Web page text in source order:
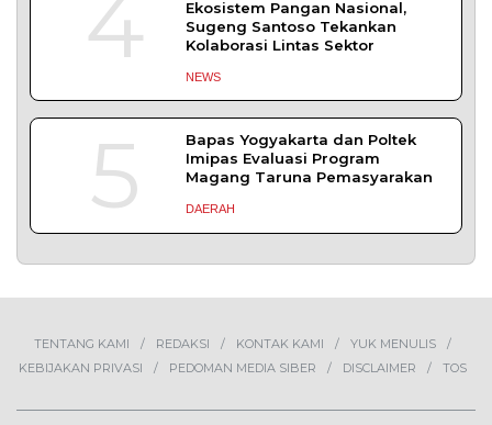
4
Ekosistem Pangan Nasional,
Sugeng Santoso Tekankan
Kolaborasi Lintas Sektor
NEWS
5
Bapas Yogyakarta dan Poltek
Imipas Evaluasi Program
Magang Taruna Pemasyarakan
DAERAH
TENTANG KAMI REDAKSI KONTAK KAMI
YUK MENULIS
KEBIJAKAN PRIVASI
PEDOMAN MEDIA SIBER DISCLAIMER TOS